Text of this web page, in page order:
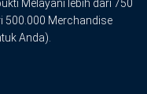
Melayani lebih dari 750
500.000 Merchandise
Anda).